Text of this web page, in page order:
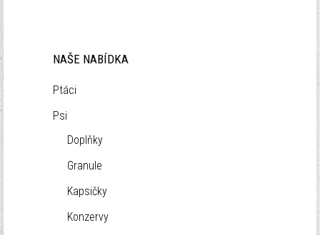
NAŠE NABÍDKA
Ptáci
Psi
Doplňky
Granule
Kapsičky
Konzervy